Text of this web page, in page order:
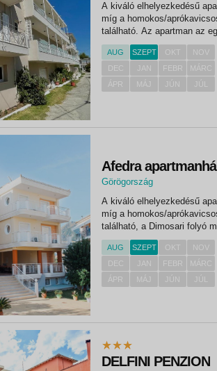
Nidri
A kiváló elhelyezkedésű
míg a homokos/
található. Az apartman az
minden szolgáltatás
lehet nyaralásuk...
AUG SZEPT OKT
NOV
DEC
JAN FEBR
MÁRC
ÁPR
MÁJ JÚN JÚL
Afedra
Görögország
Nidri
A kiváló elhelyezkedésű
míg a homokos/
található, a Dimosari folyó
apartmanház Nidri
homokos/aprókavicsos
AUG SZEPT OKT
NOV
DEC
JAN FEBR
MÁRC
ÁPR
MÁJ JÚN JÚL
DELFINI PENZION